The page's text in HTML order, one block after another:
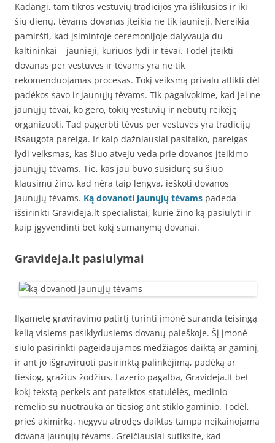
Kadangi, tam tikros vestuvių tradicijos yra išlikusios ir iki
šių dienų, tėvams dovanas įteikia ne tik jaunieji. Nereikia
pamiršti, kad įsimintoje ceremonijoje dalyvauja du
kaltininkai – jaunieji, kuriuos lydi ir tėvai. Todėl įteikti
dovanas per vestuves ir tėvams yra ne tik
rekomenduojamas procesas. Tokį veiksmą privalu atlikti dėl
padėkos savo ir jaunųjų tėvams. Tik pagalvokime, kad jei ne
jaunųjų tėvai, ko gero, tokių vestuvių ir nebūtų reikėję
organizuoti. Tad pagerbti tėvus per vestuves yra tradicijų
išsaugota pareiga. Ir kaip dažniausiai pasitaiko, pareigas
lydi veiksmas, kas šiuo atveju veda prie dovanos įteikimo
jaunųjų tėvams. Tie, kas jau buvo susidūrę su šiuo
klausimu žino, kad nėra taip lengva, ieškoti dovanos
jaunųjų tėvams. Ką dovanoti jaunųjų tėvams padeda
išsirinkti Gravideja.lt specialistai, kurie žino ką pasiūlyti ir
kaip įgyvendinti bet kokį sumanymą dovanai.
Gravideja.lt pasiulymai
Ilgametę graviravimo patirtį turinti įmonė suranda teisingą
kelią visiems pasiklydusiems dovanų paieškoje. Šį įmonė
siūlo pasirinkti pageidaujamos medžiagos daiktą ar gaminį,
ir ant jo išgraviruoti pasirinktą palinkėjimą, padėką ar
tiesiog, gražius žodžius. Lazerio pagalba, Gravideja.lt bet
kokį tekstą perkels ant pateiktos statulėlės, medinio
rėmelio su nuotrauka ar tiesiog ant stiklo gaminio. Todėl,
prieš akimirką, negyvu atrodęs daiktas tampa neįkainojama
dovana jaunųjų tėvams. Greičiausiai sutiksite, kad